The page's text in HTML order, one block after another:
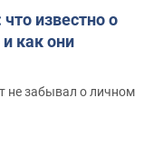
известно о
как они
не забывал о личном